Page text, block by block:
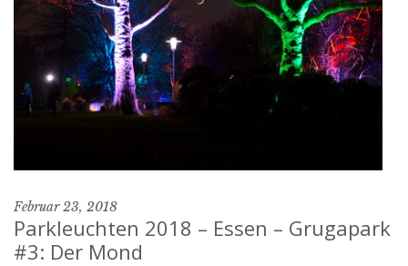
Februar 23, 2018
Parkleuchten 2018 – Essen – Grugapark
#3: Der Mond